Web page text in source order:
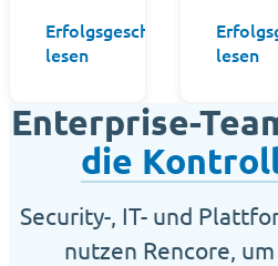
Erfolgsgeschichte
lesen
lesen
Enterprise-
die
Security-, IT- und
nutzen Rencore,